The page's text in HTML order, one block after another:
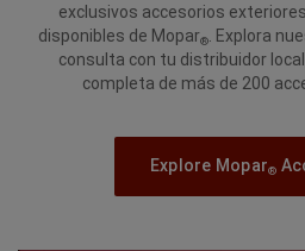
exclusivos accesorios
disponibles de Mopar®. Explora
consulta con tu distribuidor
completa de más de 200
Explore Mopar®